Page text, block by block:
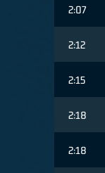
2:07
2:12
2:15
2:18
2:18